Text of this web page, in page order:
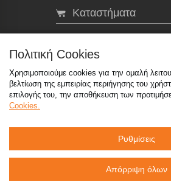
Καταστήματα
800 117 7777 (μόνο από σταθερό,
214 100 9999 (αστική
©2026 Όροι Χρήσης
Πολιτική Cookies CCTV
Πολιτική Cookies
Χρησιμοποιούμε cookies για την ομαλή
βελτίωση της εμπειρίας περιήγησης του
επιλογής του, την αποθήκευση των
Cookies.
Ρυθμίσεις
Απόρριψη όλων